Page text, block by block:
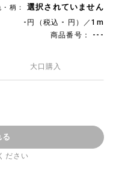
柄： 選択されていません
-円（税込 - 円）／1m
商品番号： ---
大口購入
る
ださい